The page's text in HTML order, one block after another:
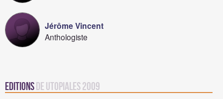
Jérôme Vincent
Anthologiste
Editionsde Utopiales 2009